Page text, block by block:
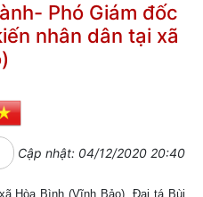
Phó Giám đốc
nhân dân tại xã
Cập nhật: 04/12/2020 20:40
Hòa Bình (Vĩnh Bảo), Đại tá Bùi